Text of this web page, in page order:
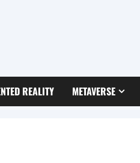
REALITY METAVERSE